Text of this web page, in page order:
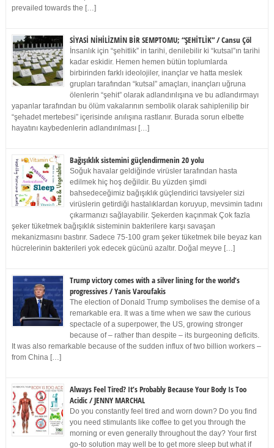
prevailed towards the […]
SİYASİ NİHİLİZMİN BİR SEMPTOMU; “ŞEHİTLİK” / Cansu Çöl
İnsanlık için “şehitlik” in tarihi, denilebilir ki “kutsal”ın tarihi
kadar eskidir. Hemen hemen bütün toplumlarda
birbirinden farklı ideolojiler, inançlar ve hatta meslek
grupları tarafından “kutsal” amaçları, inançları uğruna
ölenlerin “şehit” olarak adlandırılışına ve bu adlandırmayı
yapanlar tarafından bu ölüm vakalarının sembolik olarak sahiplenilip bir
“şehadet mertebesi” içerisinde anılışına rastlanır. Burada sorun elbette
hayatını kaybedenlerin adlandırılması […]
Bağışıklık sistemini güçlendirmenin 20 yolu
Soğuk havalar geldiğinde virüsler tarafından hasta
edilmek hiç hoş değildir. Bu yüzden şimdi
bahsedeceğimiz bağışıklık güçlendirici tavsiyeler sizi
virüslerin getirdiği hastalıklardan koruyup, mevsimin tadını
çıkarmanızı sağlayabilir. Şekerden kaçınmak Çok fazla
şeker tüketmek bağışıklık sisteminin bakterilere karşı savaşan
mekanizmasını bastırır. Sadece 75-100 gram şeker tüketmek bile beyaz kan
hücrelerinin bakterileri yok edecek gücünü azaltır. Doğal meyve […]
Trump victory comes with a silver lining for the world’s
progressives / Yanis Varoufakis
The election of Donald Trump symbolises the demise of a
remarkable era. It was a time when we saw the curious
spectacle of a superpower, the US, growing stronger
because of – rather than despite – its burgeoning deficits.
It was also remarkable because of the sudden influx of two billion workers –
from China […]
Always Feel Tired? It’s Probably Because Your Body Is Too
Acidic / JENNY MARCHAL
Do you constantly feel tired and worn down? Do you find
you need stimulants like coffee to get you through the
morning or even generally throughout the day? Your first
go-to solution may well be to get more sleep but what if